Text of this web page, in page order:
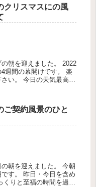
クリスマスにの風
朝を迎えました。 2022
週間の幕開けです。 楽
い。 今日の天気最高気
ご契約風景のひと
朝を迎えました。 今朝
す。 昨日・今日を含め
くりと至福の時間を過ご